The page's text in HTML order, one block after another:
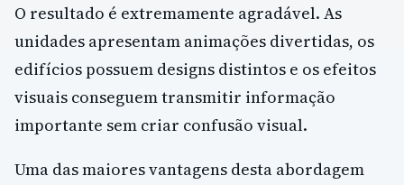
O resultado é extremamente agradável. As
unidades apresentam animações divertidas, os
edifícios possuem designs distintos e os efeitos
visuais conseguem transmitir informação
importante sem criar confusão visual.
Uma das maiores vantagens desta abordagem